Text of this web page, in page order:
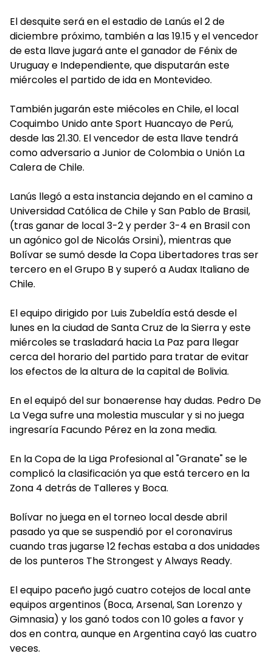
El desquite será en el estadio de Lanús el 2 de
diciembre próximo, también a las 19.15 y el vencedor
de esta llave jugará ante el ganador de Fénix de
Uruguay e Independiente, que disputarán este
miércoles el partido de ida en Montevideo.
También jugarán este miécoles en Chile, el local
Coquimbo Unido ante Sport Huancayo de Perú,
desde las 21.30. El vencedor de esta llave tendrá
como adversario a Junior de Colombia o Unión La
Calera de Chile.
Lanús llegó a esta instancia dejando en el camino a
Universidad Católica de Chile y San Pablo de Brasil,
(tras ganar de local 3-2 y perder 3-4 en Brasil con
un agónico gol de Nicolás Orsini), mientras que
Bolívar se sumó desde la Copa Libertadores tras ser
tercero en el Grupo B y superó a Audax Italiano de
Chile.
El equipo dirigido por Luis Zubeldía está desde el
lunes en la ciudad de Santa Cruz de la Sierra y este
miércoles se trasladará hacia La Paz para llegar
cerca del horario del partido para tratar de evitar
los efectos de la altura de la capital de Bolivia.
En el equipó del sur bonaerense hay dudas. Pedro De
La Vega sufre una molestia muscular y si no juega
ingresaría Facundo Pérez en la zona media.
En la Copa de la Liga Profesional al "Granate" se le
complicó la clasificación ya que está tercero en la
Zona 4 detrás de Talleres y Boca.
Bolívar no juega en el torneo local desde abril
pasado ya que se suspendió por el coronavirus
cuando tras jugarse 12 fechas estaba a dos unidades
de los punteros The Strongest y Always Ready.
El equipo paceño jugó cuatro cotejos de local ante
equipos argentinos (Boca, Arsenal, San Lorenzo y
Gimnasia) y los ganó todos con 10 goles a favor y
dos en contra, aunque en Argentina cayó las cuatro
veces.